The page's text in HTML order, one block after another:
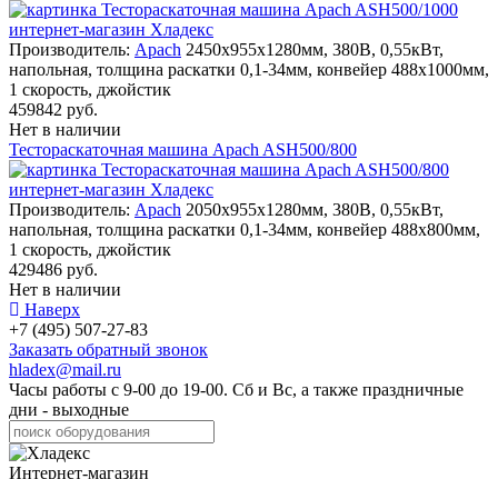
Производитель: Apach 2450х955х1280мм, 380В, 0,55кВт,
напольная, толщина раскатки 0,1-34мм, конвейер 488х1000мм,
1 скорость, джойстик
459842 руб.
Нет в наличии
Тестораскаточная машина Apach ASH500/800
Производитель: Apach 2050х955х1280мм, 380В, 0,55кВт,
напольная, толщина раскатки 0,1-34мм, конвейер 488х800мм,
1 скорость, джойстик
429486 руб.
Нет в наличии
Наверх
+7 (495) 507-27-83
Заказать обратный звонок
hladex@mail.ru
Часы работы с 9-00 до 19-00. Сб и Вс, а также праздничные
дни - выходные
Интернет-магазин